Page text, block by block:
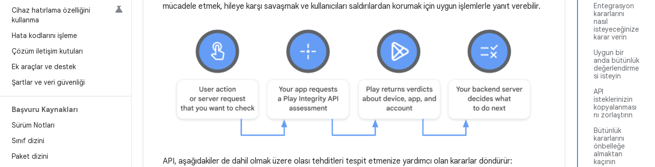
Cihaz hatırlama özelliğini
kullanma
Hata kodlarını işleme
Çözüm iletişim kutuları
Ek araçlar ve destek
Şartlar ve veri güvenliği
Başvuru Kaynakları
Sürüm Notları
Sınıf dizini
Paket dizini
Entegrasyon
kararlarını
nasıl
isteyeceğinize
karar verin
Uygun bir
anda bütünlük
değerlendirme
si isteyin
API
isteklerinizin
kopyalanması
nı zorlaştırın
Bütünlük
kararlarını
önbelleğe
almaktan
kaçının
mücadele etmek, hileye karşı savaşmak ve kullanıcıları saldırılardan korumak için uygun işlemlerle yanıt verebilir.
API, aşağıdakiler de dahil olmak üzere olası tehditleri tespit etmenize yardımcı olan kararlar döndürür: